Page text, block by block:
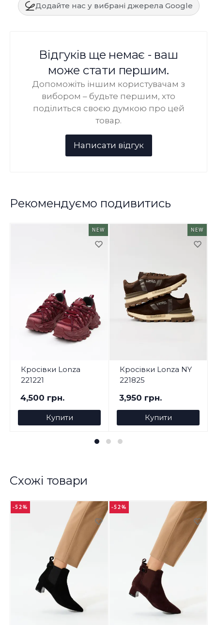
Додайте нас у вибрані джерела Google
Відгуків ще немає - ваш
може стати першим.
Допоможіть іншим користувачам з
вибором – будьте першим, хто
поділиться своєю думкою про цей
товар.
Рекомендуємо подивитись
NEW
Кросівки Lonza
221221
4,500 грн.
Купити
NEW
Кросівки Lonza NY
221825
3,950 грн.
Купити
Схожі товари
-52% -52%